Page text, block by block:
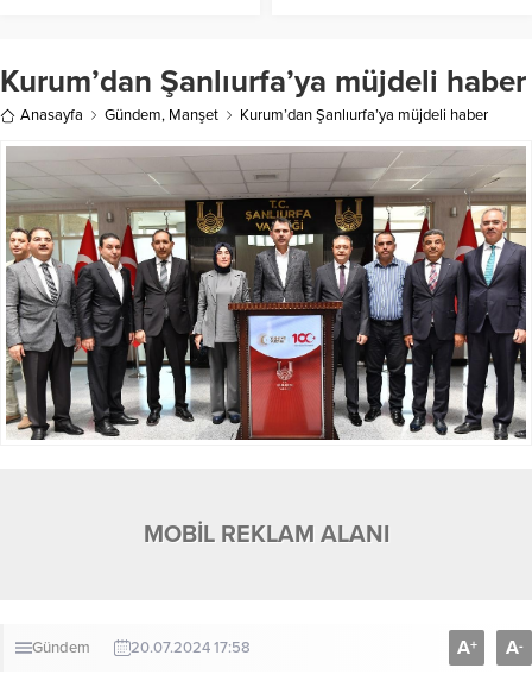
Kurum’dan Şanlıurfa’ya müjdeli haber
Anasayfa Gündem, Manşet Kurum’dan Şanlıurfa’ya müjdeli haber
MOBİL REKLAM ALANI
Gündem 20.07.2024 17:58 A+ A-